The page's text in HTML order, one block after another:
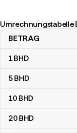
Umrechnungstabelle
Umrechnungstabelle
BETRAG
1BHD
5 BHD
10 BHD
20 BHD